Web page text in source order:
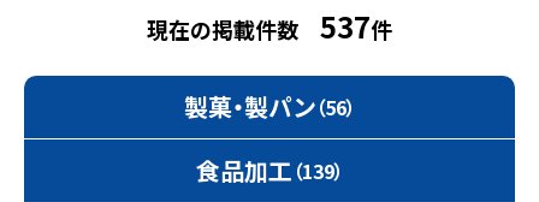
現在の掲載件数 537件
製菓・製パン（56）
食品加工 （139）